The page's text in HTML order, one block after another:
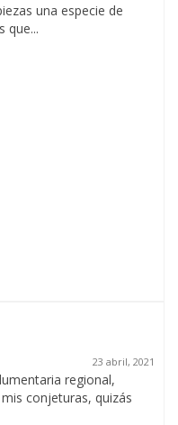
una especie de
que...
23 abril, 2021
regional,
conjeturas, quizás